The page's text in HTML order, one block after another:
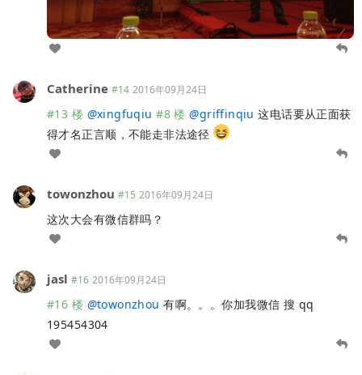
Catherine #14 2016年09月24日
#13 楼 @xingfuqiu #8 楼 @griffinqiu 这电话要从正面获
得才名正言顺，不能走非法途径
towonzhou #15 2016年09月24日
这次大会有微信群吗？
jasl #16 2016年09月24日
#16 楼 @towonzhou 有啊。。。你加我微信 搜 qq
195454304